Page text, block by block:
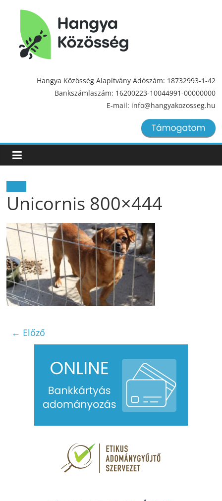
Hangya
Közösség
Hangya Közösség Alapítvány Adószám: 18732993-1-42
Bankszámlaszám: 16200223-10044991-00000000
E-mail: info@hangyakozosseg.hu
Unicornis 800×444
← Előző